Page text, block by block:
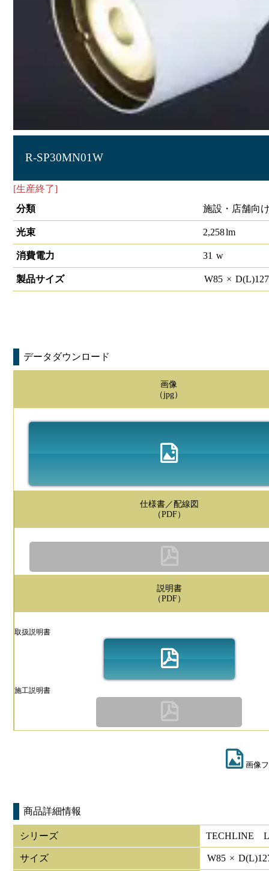
R-SP30MN01W
[生産終了]
分類
施設・店舗向
光束 2,258lm
消費電力 31 w
製品サイズ W85 × D(L)
データダウンロード
画像
（jpg）
仕様書／配線図
（PDF）
説明書
（PDF）
取扱説明書
施工説明書
画像
商品詳細情報
シリーズ TECHLINE
サイズ W85 × D(L)